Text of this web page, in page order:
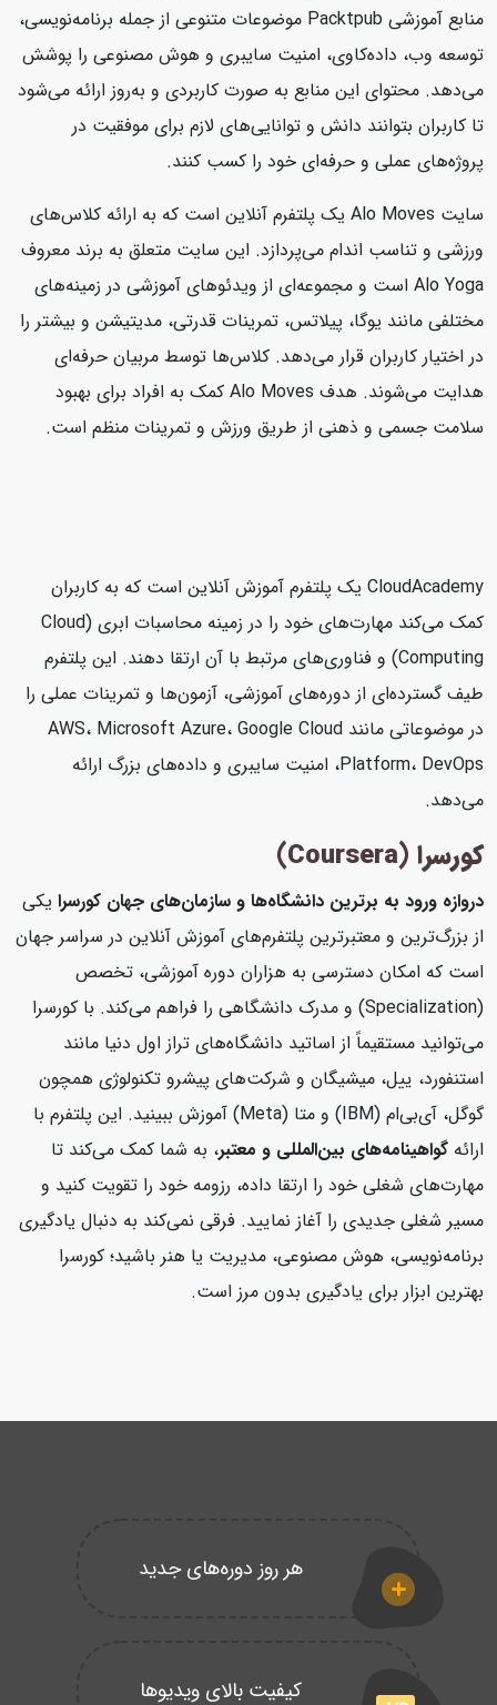
منابع آموزشی Packtpub موضوعات متنوعی از جمله برنامه‌نویسی،
توسعه وب، داده‌کاوی، امنیت سایبری و هوش مصنوعی را پوشش
می‌دهد. محتوای این منابع به صورت کاربردی و به‌روز ارائه می‌شود
تا کاربران بتوانند دانش و توانایی‌های لازم برای موفقیت در
پروژه‌های عملی و حرفه‌ای خود را کسب کنند.
سایت Alo Moves یک پلتفرم آنلاین است که به ارائه کلاس‌های
ورزشی و تناسب اندام می‌پردازد. این سایت متعلق به برند معروف
Alo Yoga است و مجموعه‌ای از ویدئوهای آموزشی در زمینه‌های
مختلفی مانند یوگا، پیلاتس، تمرینات قدرتی، مدیتیشن و بیشتر را
در اختیار کاربران قرار می‌دهد. کلاس‌ها توسط مربیان حرفه‌ای
هدایت می‌شوند. هدف Alo Moves کمک به افراد برای بهبود
سلامت جسمی و ذهنی از طریق ورزش و تمرینات منظم است.
CloudAcademy یک پلتفرم آموزش آنلاین است که به کاربران
کمک می‌کند مهارت‌های خود را در زمینه محاسبات ابری (Cloud
Computing) و فناوری‌های مرتبط با آن ارتقا دهند. این پلتفرم
طیف گسترده‌ای از دوره‌های آموزشی، آزمون‌ها و تمرینات عملی را
در موضوعاتی مانند AWS، Microsoft Azure، Google Cloud
Platform، DevOps، امنیت سایبری و داده‌های بزرگ ارائه
می‌دهد.
کورسرا (Coursera)
دروازه ورود به برترین دانشگاه‌ها و سازمان‌های جهان کورسرایکی
از بزرگ‌ترین و معتبرترین پلتفرم‌های آموزش آنلاین در سراسر جهان
است که امکان دسترسی به هزاران دوره آموزشی، تخصص
(Specialization) و مدرک دانشگاهی را فراهم می‌کند. با کورسرا
می‌توانید مستقیماً از اساتید دانشگاه‌های تراز اول دنیا مانند
استنفورد، ییل، میشیگان و شرکت‌های پیشرو تکنولوژی همچون
گوگل، آی‌بی‌ام (IBM) و متا (Meta) آموزش ببینید. این پلتفرم با
ارائهگواهینامه‌های بین‌المللی و معتبر، به شما کمک می‌کند تا
مهارت‌های شغلی خود را ارتقا داده، رزومه خود را تقویت کنید و
مسیر شغلی جدیدی را آغاز نمایید. فرقی نمی‌کند به دنبال یادگیری
برنامه‌نویسی، هوش مصنوعی، مدیریت یا هنر باشید؛ کورسرا
بهترین ابزار برای یادگیری بدون مرز است.
هر روز دوره‌های جدید
کیفیت بالای ویدیوها